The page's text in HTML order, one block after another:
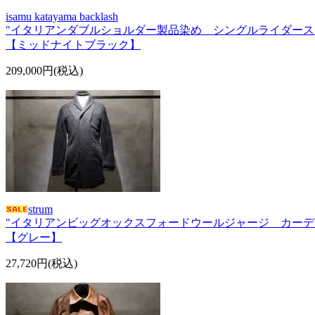
isamu katayama backlash
"イタリアンダブルショルダー製品染め シングルライダー
【ミッドナイトブラック】
209,000円(税込)
strum
"イタリアンビッグオックスフォードウールジャージ カー
【グレー】
27,720円(税込)